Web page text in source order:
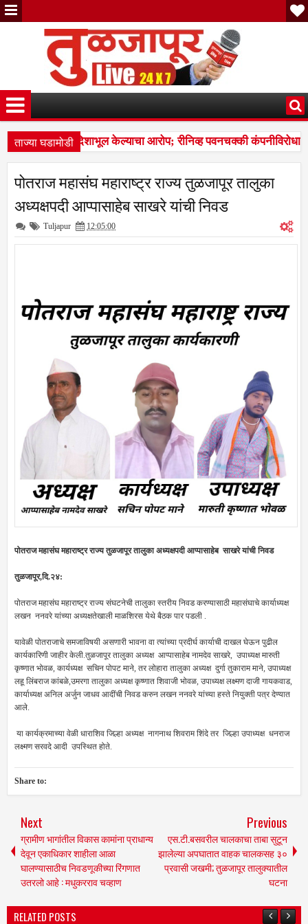
ताज्या घडामोडी
न्यायालयाची दिशाभूल केल्याचा आरोप; रीनिव्ह पवनचक्की कंपनीविरोधात
उंचावली; विद्यापीठाकडून नऊ गुणवंत खेळाडू, प्रशिक्षक व व्यवस्थापकांचा
न्यायालयाची दिशाभूल केल्याचा आरोप; रीनिव्ह पवनचक्की कंपनीविरोधात
पोतराज महासंघ महाराष्ट्र राज्य तुळजापूर तालुका
अध्यक्षपदी आप्पासाहेब साखरे यांची निवड
Tuljapur 12:05:00
पोतराज महासंघ महाराष्ट्र राज्य तुळजापूर तालुका अध्यक्षपदी आप्पासाहेब साखरे यांची निवड
तुळजापूर,दि.२४:
पोतराज महासंघ महाराष्ट्र राज्य संघटनेची तालुका स्तरीय निवड करण्यासाठी महासंघाचे कार्याध्यक्ष
लखन ननवरे यांच्या अध्यक्षतेखाली माळशिरस येथे बैठक पार पडली .
यावेळी पोतराजाचे समजाविषयी असणारी भावना वा त्यांच्या प्रदीर्घ कार्याची दाखल घेऊन पुढील
कार्यकारिणी जाहीर केली.तुळजापूर तालुका अध्यक्ष आप्पासाहेब नामदेव साखरे, उपाध्यक्ष मारुती
कृष्णात भोवळ, कार्यध्यक्ष सचिन पोपट माने, तर लोहारा तालुका अध्यक्ष दुर्गा तुकाराम माने, उपाध्यक्ष
लहू लिंबराज कांबळे,उमरगा तालुका अध्यक्ष कृष्णात शिवाजी भोवळ, उपाध्यक्ष लक्ष्मण दाजी गायकवाड,
कार्याध्यक्ष अनिल अर्जुन जाधव आदींची निवड करुन लखन ननवरे यांच्या हस्ते नियुक्ती पत्र देण्यात
आले.
या कार्यक्रमाच्या वेळी धाराशिव जिल्हा अध्यक्ष नागनाथ शिवराम शिंदे तर जिल्हा उपाध्यक्ष धनराज
लक्ष्मण सरवदे आदी उपस्थित होते.
Share to:
Next
ग्रामीण भागांतील विकास कामांना प्राधान्य
देवून एकाधिकार शाहीला आळा
घालण्यासाठीच निवडणूकीच्या रिंगणात
उतरलो आहे : मधुकरराव चव्हाण
Previous
एस.टी.बसवरील चालकाचा ताबा सुटून
झालेल्या अपघातात वाहक चालकसह ३०
प्रवासी जखमी; तुळजापूर तालुक्यातील
घटना
RELATED POSTS